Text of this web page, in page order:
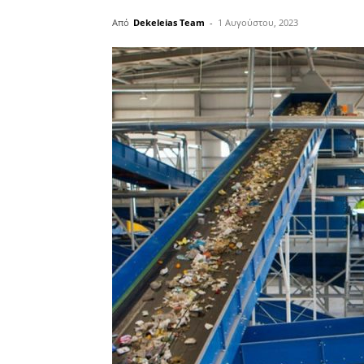
Από Dekeleias Team - 1 Αυγούστου, 2023